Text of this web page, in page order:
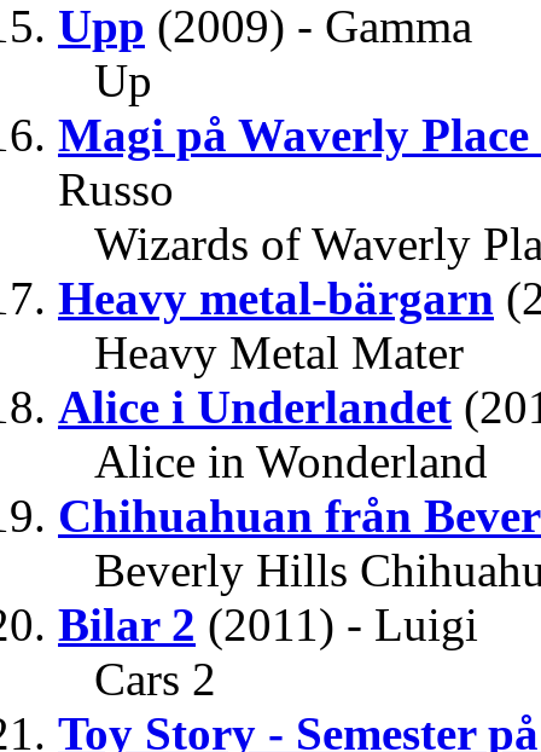
Upp (2009) - Gamma
Up
Magi på Waverly
Russo
Wizards of Waverly
Heavy metal-bärgarn
Heavy Metal Mater
Alice i Underlandet
Alice in Wonderland
Chihuahuan från
Beverly Hills
Bilar 2 (2011) - Luigi
Cars 2
Toy Story - Semester